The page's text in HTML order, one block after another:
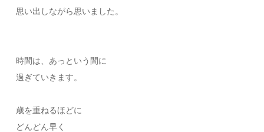
思い出しながら思いました。
時間は、あっという間に
過ぎていきます。
歳を重ねるほどに
どんどん早く